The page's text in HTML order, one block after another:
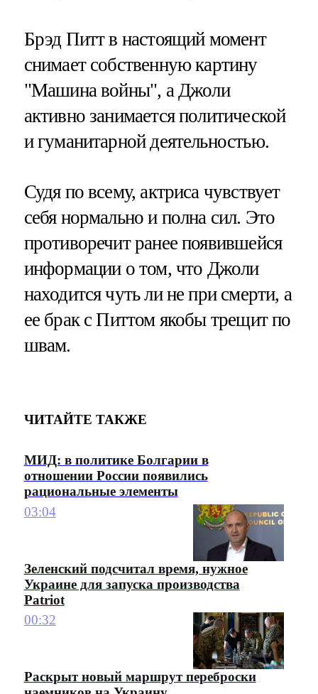
Брэд Питт в настоящий момент
снимает собственную картину
"Машина войны", а Джоли
активно занимается политической
и гуманитарной деятельностью.
Судя по всему, актриса чувствует
себя нормально и полна сил. Это
противоречит ранее появившейся
информации о том, что Джоли
находится чуть ли не при смерти, а
ее брак с Питтом якобы трещит по
швам.
ЧИТАЙТЕ ТАКЖЕ
МИД: в политике Болгарии в
отношении России появились
рациональные элементы
03:04
Зеленский подсчитал время, нужное
Украине для запуска производства
Patriot
00:32
Раскрыт новый маршрут переброски